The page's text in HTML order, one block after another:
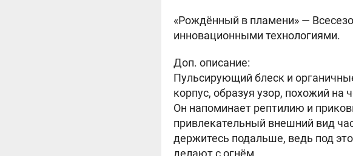
«Рождённый в пламени» —
инновационными технологиями.
Доп. описание:
Пульсирующий блеск и
корпус, образуя узор, похожий
Он напоминает рептилию и
привлекательный внешний вид
держитесь подальше, ведь под
делают с огнём.